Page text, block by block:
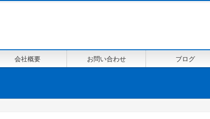
会社概要 お問い合わせ ブログ